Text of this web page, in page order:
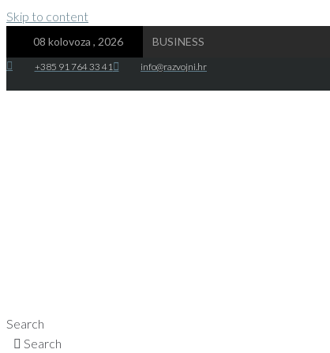
Skip to content
08 kolovoza , 2026 BUSINESS
+385 91 764 33 41 info@razvojni.hr
Search
Search